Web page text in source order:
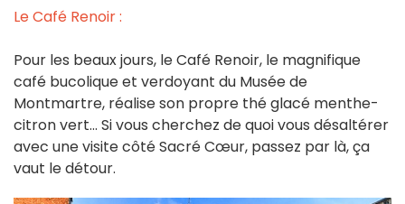
Le Café Renoir :
Pour les beaux jours, le Café Renoir, le magnifique
café bucolique et verdoyant du Musée de
Montmartre, réalise son propre thé glacé menthe-
citron vert... Si vous cherchez de quoi vous désaltérer
avec une visite côté Sacré Cœur, passez par là, ça
vaut le détour.